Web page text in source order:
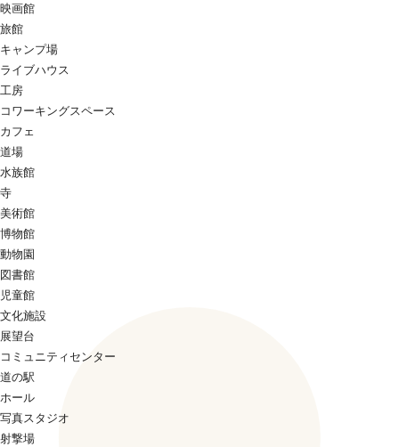
映画館
旅館
キャンプ場
ライブハウス
工房
コワーキングスペース
カフェ
道場
水族館
寺
美術館
博物館
動物園
図書館
児童館
文化施設
展望台
コミュニティセンター
道の駅
ホール
写真スタジオ
射撃場